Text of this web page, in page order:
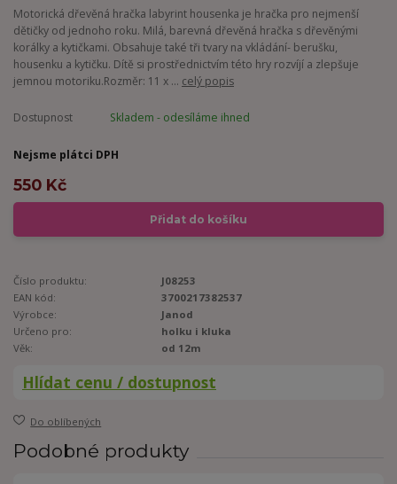
Motorická dřevěná hračka labyrint housenka je hračka pro nejmenší
dětičky od jednoho roku. Milá, barevná dřevěná hračka s dřevěnými
korálky a kytičkami. Obsahuje také tři tvary na vkládání- berušku,
housenku a kytičku. Dítě si prostřednictvím této hry rozvíjí a zlepšuje
jemnou motoriku.Rozměr: 11 x ... celý popis
Dostupnost Skladem - odesíláme ihned
Nejsme plátci DPH
550 Kč
Přidat do košíku
Číslo produktu:
J08253
EAN kód:
3700217382537
Výrobce:
Janod
Určeno pro:
holku i kluka
Věk:
od 12m
Hlídat cenu / dostupnost
Do oblíbených
Podobné produkty